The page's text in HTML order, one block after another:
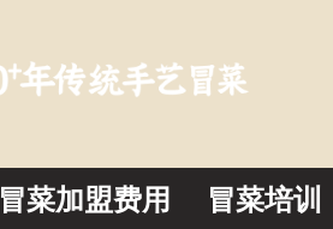
冒菜加盟费用 冒菜培训